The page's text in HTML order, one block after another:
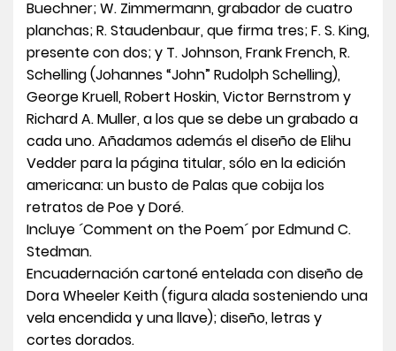
Buechner; W. Zimmermann, grabador de cuatro
planchas; R. Staudenbaur, que firma tres; F. S. King,
presente con dos; y T. Johnson, Frank French, R.
Schelling (Johannes “John” Rudolph Schelling),
George Kruell, Robert Hoskin, Victor Bernstrom y
Richard A. Muller, a los que se debe un grabado a
cada uno. Añadamos además el diseño de Elihu
Vedder para la página titular, sólo en la edición
americana: un busto de Palas que cobija los
retratos de Poe y Doré.
Incluye ´Comment on the Poem´ por Edmund C.
Stedman.
Encuadernación cartoné entelada con diseño de
Dora Wheeler Keith (figura alada sosteniendo una
vela encendida y una llave); diseño, letras y
cortes dorados.